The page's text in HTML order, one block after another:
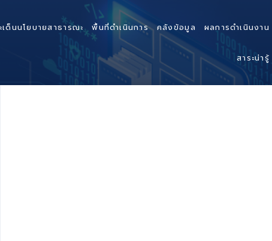
เด็นนโยบายสาธารณะ พื้นที่ดำเนินการ คลังข้อมูล ผลการดำเนินงาน
สาระน่ารู้